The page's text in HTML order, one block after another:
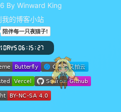
By Winward King
我的博客小站
DAYS 06 : 15 : 29